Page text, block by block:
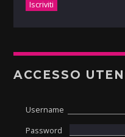
ACCESSO
Username
Password